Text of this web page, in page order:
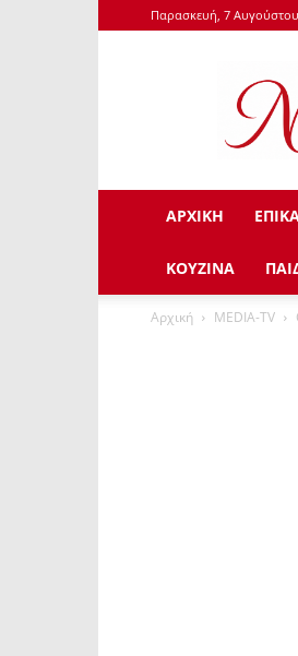
Παρασκευή, 7
ΑΡΧΙΚΗ
ΚΟΥΖΙΝΑ
Αρχική ΜEDIA-TV